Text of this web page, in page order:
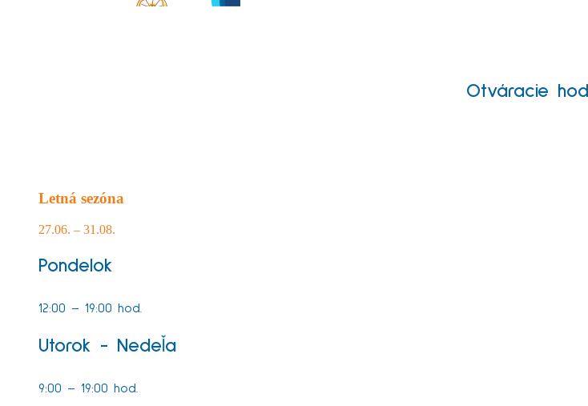
Otváracie
Letná sezóna
27.06. – 31.08.
Pondelok
12:00 – 19:00 hod.
Utorok - Nedeľa
9:00 – 19:00 hod.